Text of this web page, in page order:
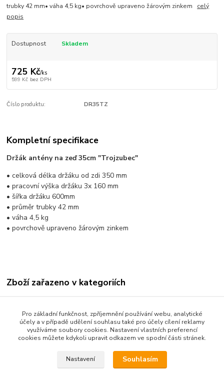
trubky 42 mm• váha 4,5 kg• povrchově upraveno žárovým zinkem celý
popis
Dostupnost Skladem
725 Kč/ks
599 Kč bez DPH
Číslo produktu: DR35TZ
Kompletní specifikace
Držák antény na zeď 35cm "Trojzubec"
• celková délka držáku od zdi 350 mm
• pracovní výška držáku 3x 160 mm
• šířka držáku 600mm
• průměr trubky 42 mm
• váha 4,5 kg
• povrchově upraveno žárovým zinkem
Zboží zařazeno v kategoriích
Stožáry a držáky
Držáky na zeď
Pro základní funkčnost, zpříjemnění používání webu, analytické
účely a v případě udělení souhlasu také pro účely cílení reklamy
využíváme soubory cookies. Nastavení vlastních preferencí
cookies můžete kdykoli upravit odkazem ve spodní části stránek.
Nastavení Souhlasím